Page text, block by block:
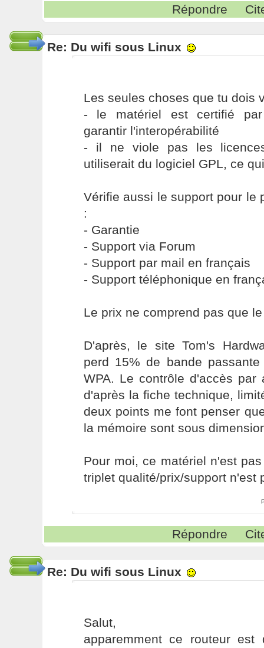
Répondre
Re: Du wifi sous Linux
Les seules choses que tu dois
- le matériel est certifié
garantir l'interopérabilité
- il ne viole pas les
utiliserait du logiciel GPL, ce
Vérifie aussi le support pour le
:
- Garantie
- Support via Forum
- Support par mail en français
- Support téléphonique en
Le prix ne comprend pas que
D'après, le site Tom's
perd 15% de bande
WPA. Le contrôle d'accès par
d'après la fiche technique,
deux points me font penser
la mémoire sont sous
Pour moi, ce matériel n'est
triplet qualité/prix/support n'est
Répondre
Re: Du wifi sous Linux
Salut,
apparemment ce routeur